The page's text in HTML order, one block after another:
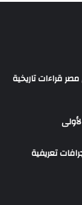
قراءات تاريخية
إنفوجرافات تعريفية